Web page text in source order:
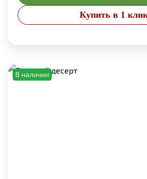
Купить в 1
В наличии